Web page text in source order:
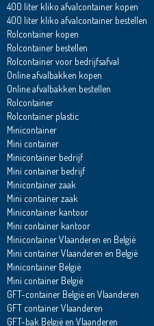
400 liter kliko afvalcontainer kopen
400 liter kliko afvalcontainer bestellen
Rolcontainer kopen
Rolcontainer bestellen
Rolcontainer voor bedrijfsafval
Online afvalbakken kopen
Online afvalbakken bestellen
Rolcontainer
Rolcontainer plastic
Minicontainer
Mini container
Minicontainer bedrijf
Mini container bedrijf
Minicontainer zaak
Mini container zaak
Minicontainer kantoor
Mini container kantoor
Minicontainer Vlaanderen en België
Mini container Vlaanderen en België
Minicontainer België
Mini container België
GFT-container België en Vlaanderen
GFT container Vlaanderen
GFT-bak België en Vlaanderen